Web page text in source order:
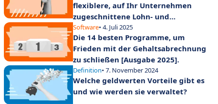
flexiblere, auf Ihr Unternehmen
zugeschnittene Lohn- und
Gehaltsabrechnung
Software• 4. Juli 2025
Die 14 besten Programme, um
Frieden mit der Gehaltsabrechnung
zu schließen [Ausgabe 2025].
Definition• 7. November 2024
Welche geldwerten Vorteile gibt es
und wie werden sie verwaltet?